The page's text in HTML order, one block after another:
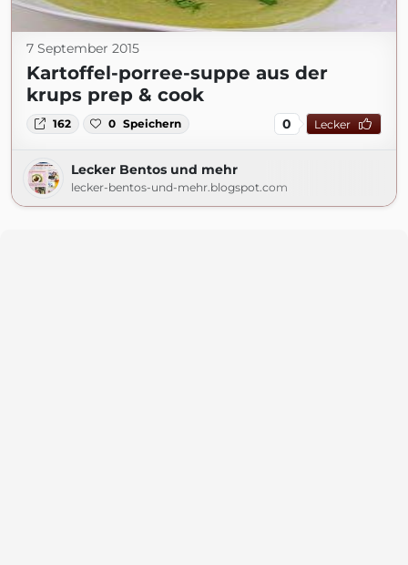
7 September 2015
Kartoffel-porree-suppe aus der
krups prep & cook
162 0 Speichern 0 Lecker
Lecker Bentos und mehr
lecker-bentos-und-mehr.blogspot.com